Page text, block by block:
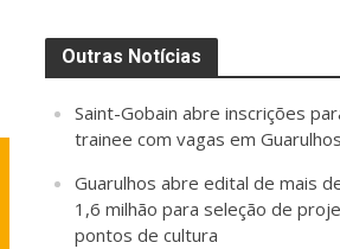
Outras Notícias
Saint-Gobain abre inscrições
trainee com vagas em Guarulhos
Guarulhos abre edital de mais
1,6 milhão para seleção de
pontos de cultura